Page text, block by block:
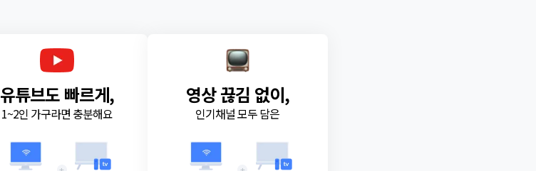
유튜브도 빠르게,
1~2인 가구라면 충분해요
영상 끊김 없이,
인기채널 모두 담은